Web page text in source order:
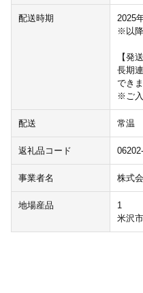
配送時期
2025
※以
【発
長期
できま
※ご入
配送 常温
返礼品コード
事業者名 株式
地場産品
1
米沢